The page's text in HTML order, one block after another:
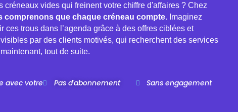
créneaux vides qui freinent votre chiffre d'affaires ? Chez
comprenons que chaque créneau compte. Imaginez
ces trous dans l’agenda grâce à des offres ciblées et
par des clients motivés, qui recherchent des services
tout de suite.
avec votre
Pas d'abonnement Sans engagement